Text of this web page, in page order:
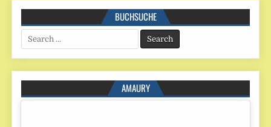
BUCHSUCHE
Search
for:
AMAURY